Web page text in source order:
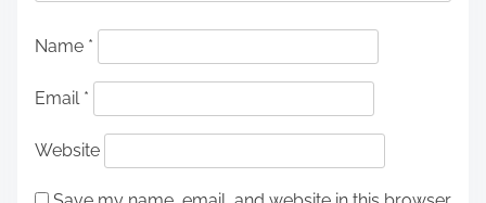
Name *
Email *
Website